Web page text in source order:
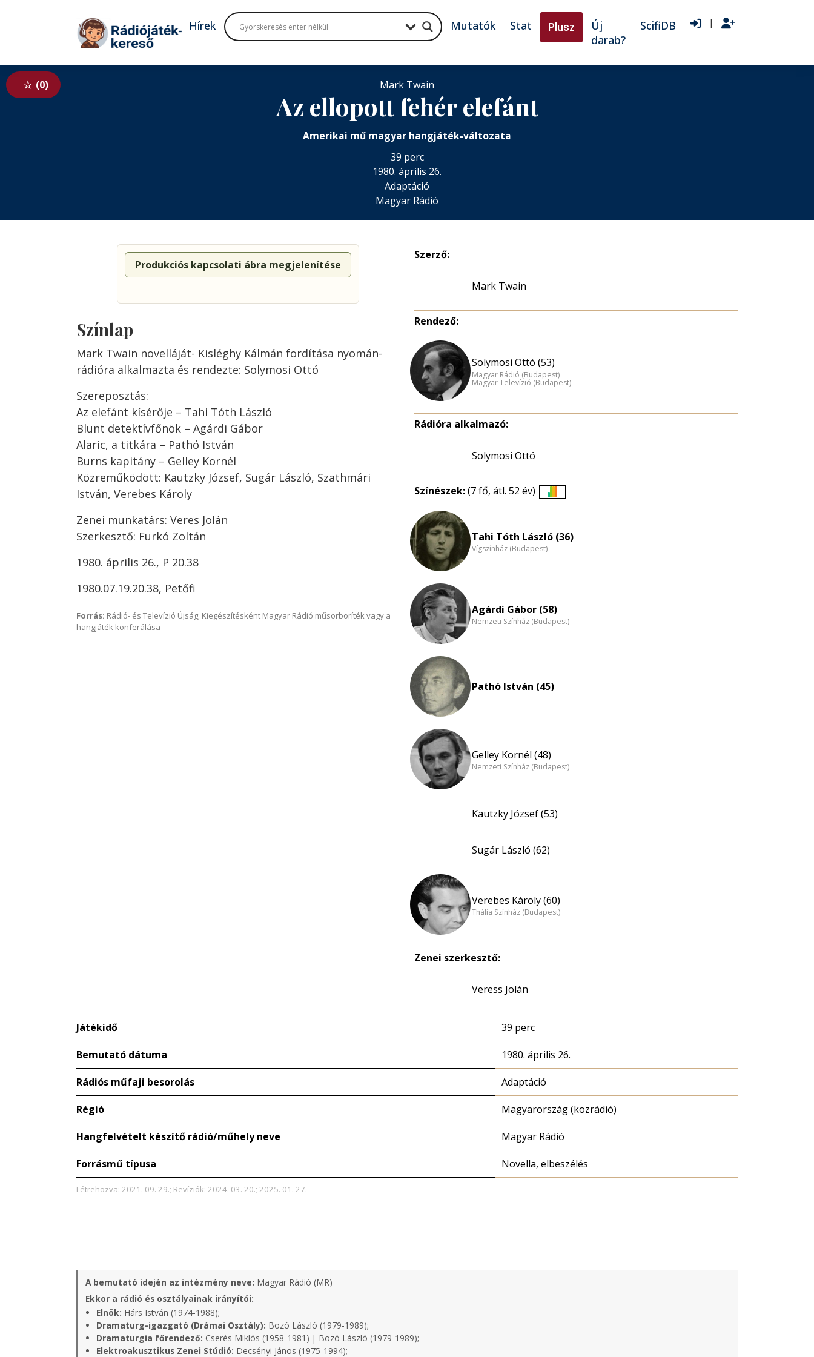
Tovább a tartalomhoz
Hírek Mutatók Stat Plusz
Új
darab?
ScifiDB |
0 Mark Twain
Az ellopott fehér elefánt
Amerikai mű magyar hangjáték-változata
39 perc
1980. április 26.
Adaptáció
Magyar Rádió
Produkciós kapcsolati ábra megjelenítése
Színlap
Mark Twain novelláját- Kisléghy Kálmán fordítása nyomán-
rádióra alkalmazta és rendezte: Solymosi Ottó
Szereposztás:
Az elefánt kísérője – Tahi Tóth László
Blunt detektívfőnök – Agárdi Gábor
Alaric, a titkára – Pathó István
Burns kapitány – Gelley Kornél
Közreműködött: Kautzky József, Sugár László, Szathmári
István, Verebes Károly
Zenei munkatárs: Veres Jolán
Szerkesztő: Furkó Zoltán
1980. április 26., P 20.38
1980.07.19.20.38, Petőfi
Forrás: Rádió- és Televízió Újság; Kiegészítésként Magyar Rádió műsorboríték vagy a
hangjáték konferálása
Szerző:
Mark Twain
Rendező:
Solymosi Ottó (53)
Magyar Rádió (Budapest)
Magyar Televízió (Budapest)
Rádióra alkalmazó:
Solymosi Ottó
Színészek:(7 fő, átl. 52 év)
nagyítása
Tahi Tóth László (36)
Vígszínház (Budapest)
Agárdi Gábor (58)
Nemzeti Színház (Budapest)
Pathó István (45)
Gelley Kornél (48)
Nemzeti Színház (Budapest)
Kautzky József (53)
Sugár László (62)
Verebes Károly (60)
Thália Színház (Budapest)
Zenei szerkesztő:
Veress Jolán
Játékidő 39 perc
Bemutató dátuma 1980. április 26.
Rádiós műfaji besorolás Adaptáció
Régió Magyarország (közrádió)
Hangfelvételt készítő rádió/műhely neve Magyar Rádió
Forrásmű típusa Novella, elbeszélés
Létrehozva: 2021. 09. 29.; Revíziók: 2024. 03. 20.; 2025. 01. 27.
A bemutató idején az intézmény neve: Magyar Rádió (MR)
Ekkor a rádió és osztályainak irányítói:
Elnök: Hárs István (1974-1988);
Dramaturg-igazgató (Drámai Osztály): Bozó László (1979-1989);
Dramaturgia főrendező: Cserés Miklós (1958-1981) | Bozó László (1979-1989);
Elektroakusztikus Zenei Stúdió: Decsényi János (1975-1994);